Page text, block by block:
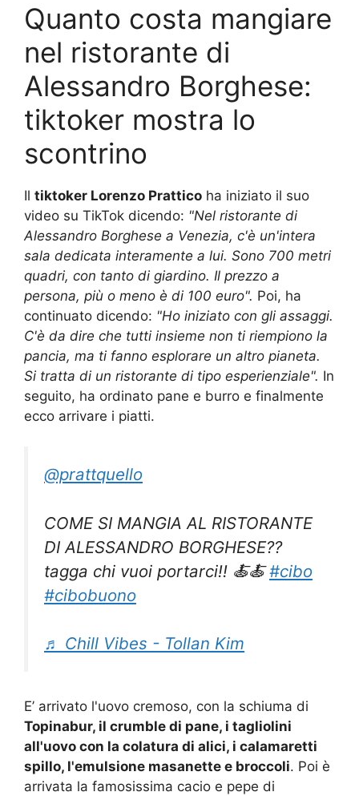
Quanto costa mangiare
nel ristorante di
Alessandro Borghese:
tiktoker mostra lo
scontrino
Il tiktoker Lorenzo Prattico ha iniziato il suo
video su TikTok dicendo: "Nel ristorante di
Alessandro Borghese a Venezia, c'è un'intera
sala dedicata interamente a lui. Sono 700 metri
quadri, con tanto di giardino. Il prezzo a
persona, più o meno è di 100 euro". Poi, ha
continuato dicendo: "Ho iniziato con gli assaggi.
C'è da dire che tutti insieme non ti riempiono la
pancia, ma ti fanno esplorare un altro pianeta.
Si tratta di un ristorante di tipo esperienziale". In
seguito, ha ordinato pane e burro e finalmente
ecco arrivare i piatti.
@prattquello
COME SI MANGIA AL RISTORANTE
DI ALESSANDRO BORGHESE??
tagga chi vuoi portarci!! 🍝🍝#cibo
#cibobuono
♬ Chill Vibes - Tollan Kim
E’ arrivato l'uovo cremoso, con la schiuma di
Topinabur, il crumble di pane, i tagliolini
all'uovo con la colatura di alici, i calamaretti
spillo, l'emulsione masanette e broccoli. Poi è
arrivata la famosissima cacio e pepe di